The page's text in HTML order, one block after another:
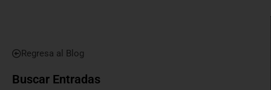
Regresa al Blog
Buscar Entradas